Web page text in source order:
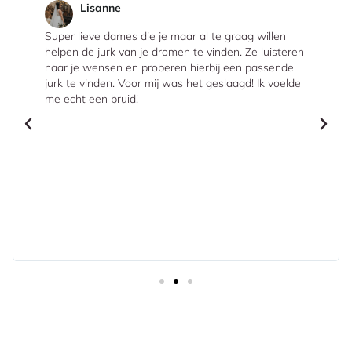
Lisanne
Super lieve dames die je maar al te graag willen
helpen de jurk van je dromen te vinden. Ze luisteren
naar je wensen en proberen hierbij een passende
jurk te vinden. Voor mij was het geslaagd! Ik voelde
me echt een bruid!